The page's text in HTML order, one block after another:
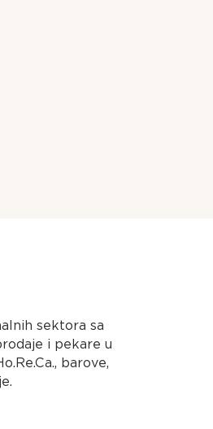
sektora sa
i pekare u
barove,